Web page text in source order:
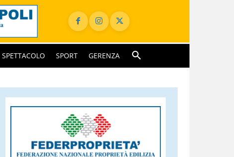
SPETTACOLO SPORT GERENZA